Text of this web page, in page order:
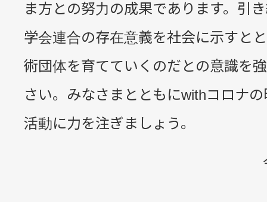
ま方との努力の成果であります。引
学会連合の存在意義を社会に示すと
術団体を育てていくのだとの意識を
さい。みなさまとともにwithコロナ
活動に力を注ぎましょう。